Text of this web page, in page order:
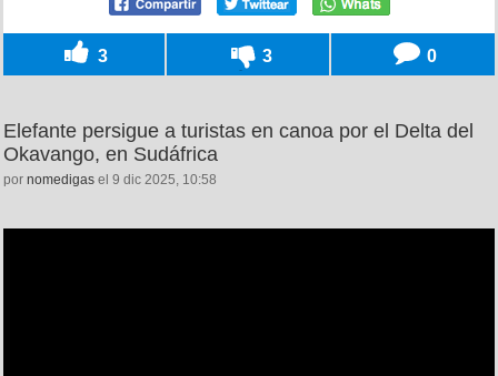
3 3 0
Elefante persigue a turistas en canoa por el Delta del
Okavango, en Sudáfrica
por nomedigas el 9 dic 2025, 10:58